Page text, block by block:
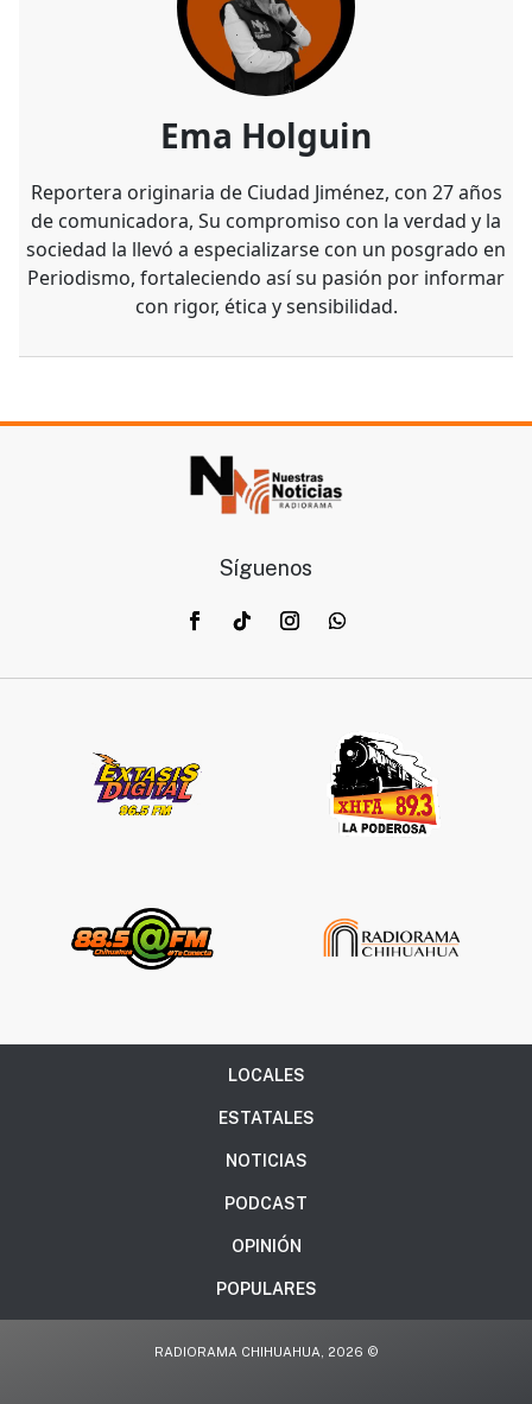
Ema Holguin
Reportera originaria de Ciudad Jiménez, con 27 años
de comunicadora, Su compromiso con la verdad y la
sociedad la llevó a especializarse con un posgrado en
Periodismo, fortaleciendo así su pasión por informar
con rigor, ética y sensibilidad.
Síguenos
LOCALES
ESTATALES
NOTICIAS
PODCAST
OPINIÓN
POPULARES
RADIORAMA CHIHUAHUA, 2026 ©